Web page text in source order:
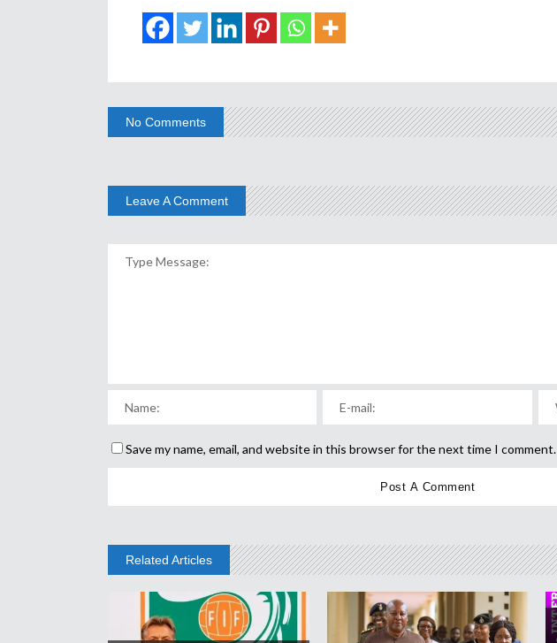
No Comments
Leave A Comment
Save my name, email, and website in this browser for the next time I comment.
Related Articles